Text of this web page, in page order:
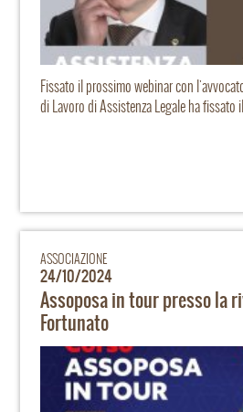
Fissato il prossimo webinar con
di Lavoro di Assistenza Legale ha
ASSOCIAZIONE
24/10/2024
Assoposa in tour presso la
Fortunato